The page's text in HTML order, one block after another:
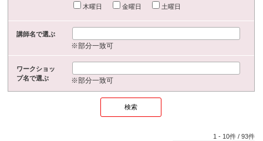
木曜日
金曜日 土曜日
講師名で選ぶ
※部分一致可
ワークショッ
プ名で選ぶ
※部分一致可
1 - 10件 /93件